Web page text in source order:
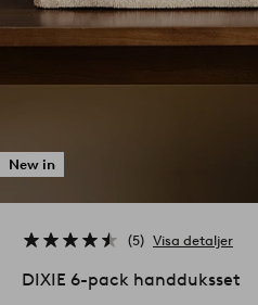
New in
5 Visa detaljer
DIXIE 6-pack handduksset